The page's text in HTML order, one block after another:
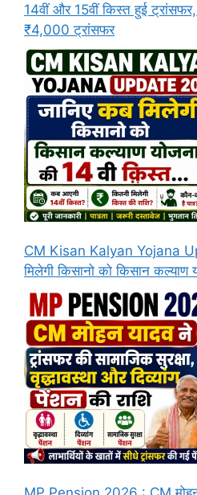
14वीं और 15वीं किस्त हुई
₹4,000 ट्रांसफर
CM Kisan Kalyan Yojana
मिलेगी किसानो को किसान